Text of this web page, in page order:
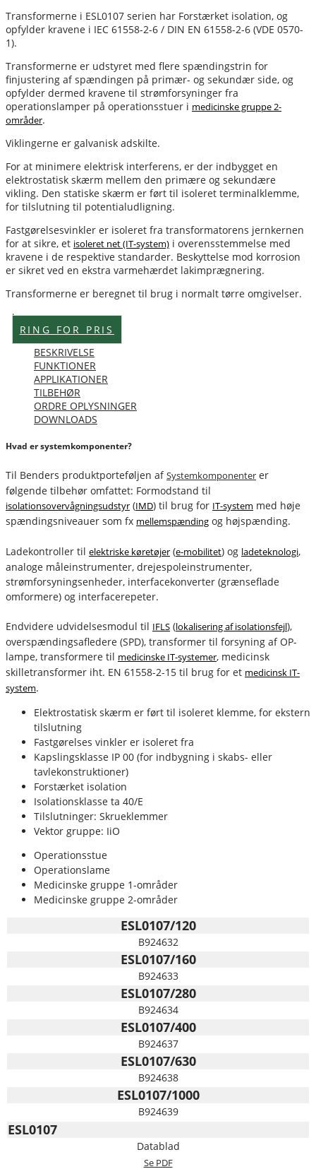
Transformerne i ESL0107 serien har Forstærket isolation, og
opfylder kravene i IEC 61558-2-6 / DIN EN 61558-2-6 (VDE 0570-
1).
Transformerne er udstyret med flere spændingstrin for
finjustering af spændingen på primær- og sekundær side, og
opfylder dermed kravene til strømforsyninger fra
operationslamper på operationsstuer i medicinske gruppe 2-
områder.
Viklingerne er galvanisk adskilte.
For at minimere elektrisk interferens, er der indbygget en
elektrostatisk skærm mellem den primære og sekundære
vikling. Den statiske skærm er ført til isoleret terminalklemme,
for tilslutning til potentialudligning.
Fastgørelsesvinkler er isoleret fra transformatorens jernkernen
for at sikre, et isoleret net (IT-system) i overensstemmelse med
kravene i de respektive standarder. Beskyttelse mod korrosion
er sikret ved en ekstra varmehærdet lakimprægnering.
Transformerne er beregnet til brug i normalt tørre omgivelser.
Lagervare
RING FOR PRIS
BESKRIVELSE
FUNKTIONER
APPLIKATIONER
TILBEHØR
ORDRE OPLYSNINGER
DOWNLOADS
Hvad er systemkomponenter?
Til Benders produktporteføljen afSystemkomponenter er
følgende tilbehør omfattet: Formodstand til
isolationsovervågningsudstyr (IMD) til brug for IT-system med høje
spændingsniveauer som fx mellemspænding og højspænding.
Ladekontroller til elektriske køretøjer (e-mobilitet) og ladeteknologi,
analoge måleinstrumenter, drejespoleinstrumenter,
strømforsyningsenheder, interfacekonverter (grænseflade
omformere) og interfacerepeter.
Endvidere udvidelsesmodul til IFLS (lokalisering af isolationsfejl),
overspændingsafledere (SPD), transformer til forsyning af OP-
lampe, transformere til medicinske IT-systemer, medicinsk
skilletransformer iht. EN 61558-2-15 til brug for et medicinsk IT-
system.
Elektrostatisk skærm er ført til isoleret klemme, for ekstern
tilslutning
Fastgørelses vinkler er isoleret fra
Kapslingsklasse IP 00 (for indbygning i skabs- eller
tavlekonstruktioner)
Forstærket isolation
Isolationsklasse ta 40/E
Tilslutninger: Skrueklemmer
Vektor gruppe: IiO
Operationsstue
Operationslame
Medicinske gruppe 1-områder
Medicinske gruppe 2-områder
ESL0107/120
B924632
ESL0107/160
B924633
ESL0107/280
B924634
ESL0107/400
B924637
ESL0107/630
B924638
ESL0107/1000
B924639
ESL0107
Datablad
Se PDF